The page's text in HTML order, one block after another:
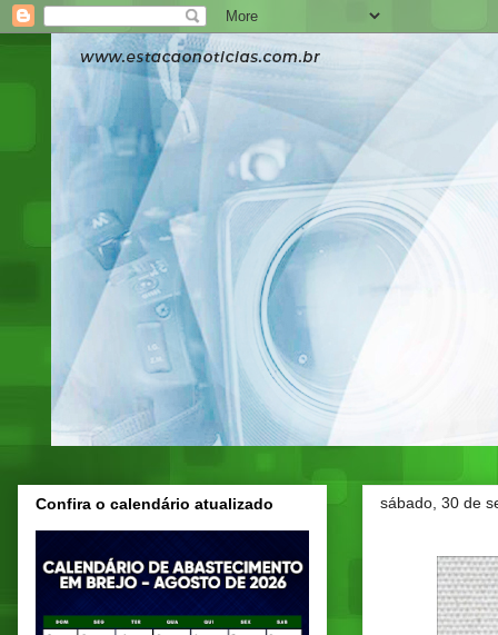
sábado, 30 de
Confira o calendário atualizado